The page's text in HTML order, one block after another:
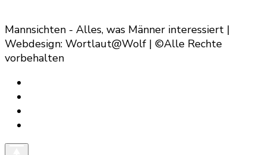
Mannsichten - Alles, was Männer interessiert |
Webdesign: Wortlaut@Wolf | ©Alle Rechte
vorbehalten